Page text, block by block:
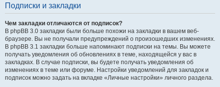
Подписки и закладки
Чем закладки отличаются от подписок?
В phpBB 3.0 закладки были больше похожи на закладки в вашем веб-
браузере. Вы не получали предупреждений о произошедших изменениях.
В phpBB 3.1 закладки больше напоминают подписки на темы. Вы можете
получать уведомления об обновлениях в теме, находящейся у вас в
закладках. В случае подписки, вы будете получать уведомления об
изменениях в теме или форуме. Настройки уведомлений для закладок и
подписок можно задать на вкладке «Личные настройки» личного раздела.